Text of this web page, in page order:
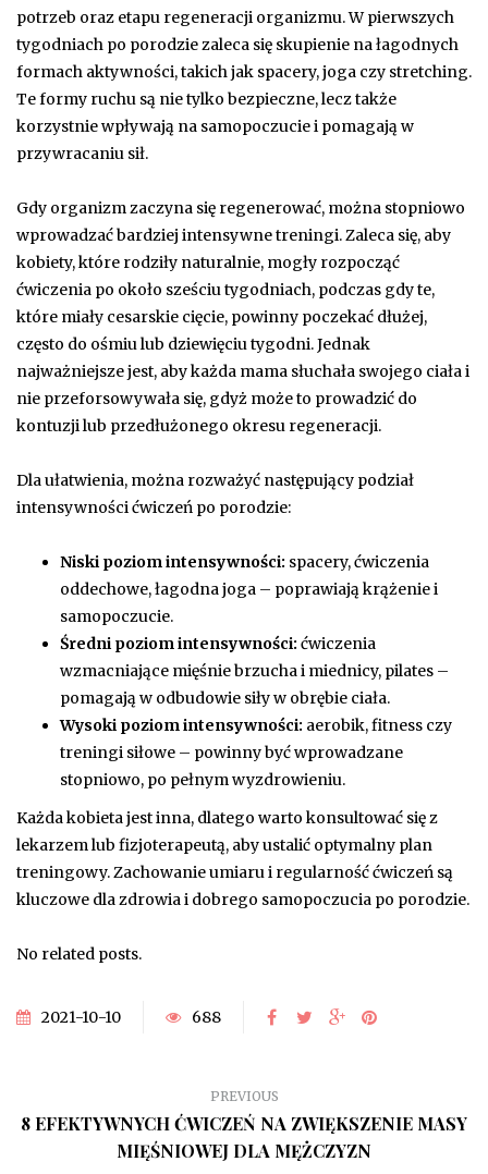
potrzeb oraz etapu regeneracji organizmu. W pierwszych
tygodniach po porodzie zaleca się skupienie na łagodnych
formach aktywności, takich jak spacery, joga czy stretching.
Te formy ruchu są nie tylko bezpieczne, lecz także
korzystnie wpływają na samopoczucie i pomagają w
przywracaniu sił.
Gdy organizm zaczyna się regenerować, można stopniowo
wprowadzać bardziej intensywne treningi. Zaleca się, aby
kobiety, które rodziły naturalnie, mogły rozpocząć
ćwiczenia po około sześciu tygodniach, podczas gdy te,
które miały cesarskie cięcie, powinny poczekać dłużej,
często do ośmiu lub dziewięciu tygodni. Jednak
najważniejsze jest, aby każda mama słuchała swojego ciała i
nie przeforsowywała się, gdyż może to prowadzić do
kontuzji lub przedłużonego okresu regeneracji.
Dla ułatwienia, można rozważyć następujący podział
intensywności ćwiczeń po porodzie:
Niski poziom intensywności: spacery, ćwiczenia
oddechowe, łagodna joga – poprawiają krążenie i
samopoczucie.
Średni poziom intensywności: ćwiczenia
wzmacniające mięśnie brzucha i miednicy, pilates –
pomagają w odbudowie siły w obrębie ciała.
Wysoki poziom intensywności: aerobik, fitness czy
treningi siłowe – powinny być wprowadzane
stopniowo, po pełnym wyzdrowieniu.
Każda kobieta jest inna, dlatego warto konsultować się z
lekarzem lub fizjoterapeutą, aby ustalić optymalny plan
treningowy. Zachowanie umiaru i regularność ćwiczeń są
kluczowe dla zdrowia i dobrego samopoczucia po porodzie.
No related posts.
2021-10-10 688
PREVIOUS
8 EFEKTYWNYCH ĆWICZEŃ NA ZWIĘKSZENIE MASY
MIĘŚNIOWEJ DLA MĘŻCZYZN